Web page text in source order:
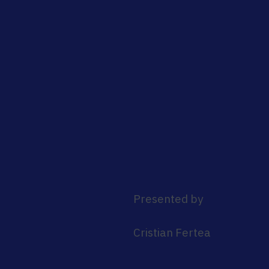
Presented by
Cristian Fertea